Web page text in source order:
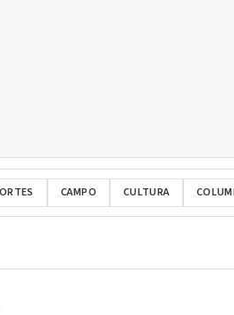
CAMPO CULTURA